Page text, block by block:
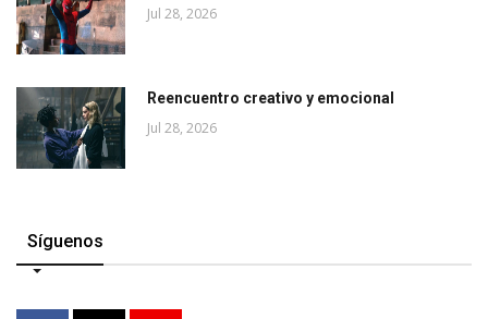
Jul 28, 2026
Reencuentro creativo y emocional
Jul 28, 2026
Síguenos